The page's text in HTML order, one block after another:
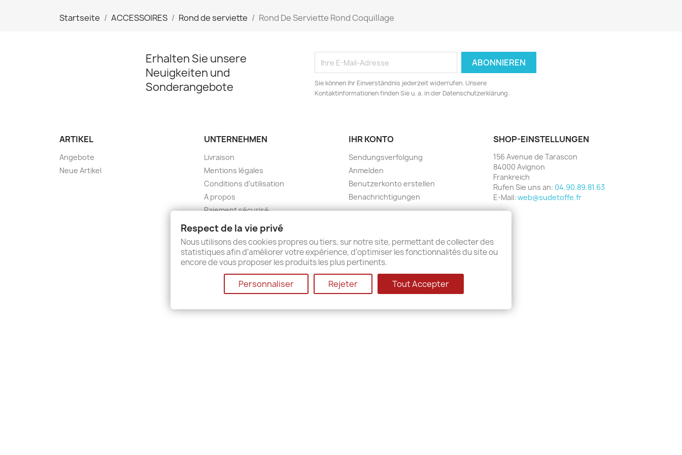
Startseite ACCESSOIRES Rond de serviette Rond De Serviette Rond Coquillage
Erhalten Sie unsere
Neuigkeiten und
Sonderangebote
Sie können Ihr Einverständnis jederzeit widerrufen. Unsere
Kontaktinformationen finden Sie u. a. in der Datenschutzerklärung.
ARTIKEL
Angebote
Neue Artikel
UNTERNEHMEN
Livraison
Mentions légales
Conditions d'utilisation
A propos
Paiement sécurisé
Kontakt
Sitemap
Shops
IHR KONTO
Sendungsverfolgung
Anmelden
Benutzerkonto erstellen
Benachrichtigungen
SHOP-EINSTELLUNGEN
156 Avenue de Tarascon
84000 Avignon
Frankreich
Rufen Sie uns an: 04.90.89.81.63
E-Mail: web@sudetoffe.fr
© 2026 - Shop-Software von PrestaShop™
Respect de la vie privé
Nous utilisons des cookies propres ou tiers, sur notre site, permettant de collecter des
statistiques afin d'améliorer votre expérience, d'optimiser les fonctionnalités du site ou
encore de vous proposer les produits les plus pertinents.
Personnaliser Rejeter Tout Accepter